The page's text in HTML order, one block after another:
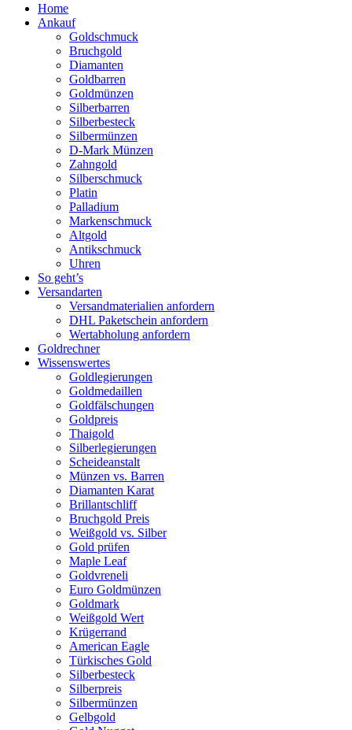
Home
Ankauf
Goldschmuck
Bruchgold
Diamanten
Goldbarren
Goldmünzen
Silberbarren
Silberbesteck
Silbermünzen
D-Mark Münzen
Zahngold
Silberschmuck
Platin
Palladium
Markenschmuck
Altgold
Antikschmuck
Uhren
So geht’s
Versandarten
Versandmaterialien anfordern
DHL Paketschein anfordern
Wertabholung anfordern
Goldrechner
Wissenswertes
Goldlegierungen
Goldmedaillen
Goldfälschungen
Goldpreis
Thaigold
Silberlegierungen
Scheideanstalt
Münzen vs. Barren
Diamanten Karat
Brillantschliff
Bruchgold Preis
Weißgold vs. Silber
Gold prüfen
Maple Leaf
Goldvreneli
Euro Goldmünzen
Goldmark
Weißgold Wert
Krügerrand
American Eagle
Türkisches Gold
Silberbesteck
Silberpreis
Silbermünzen
Gelbgold